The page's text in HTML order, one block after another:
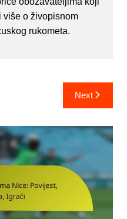
više o živopisnom
rukometa.
Next